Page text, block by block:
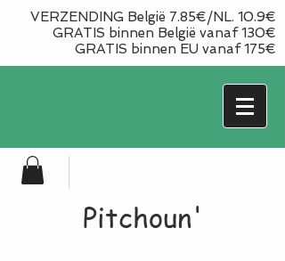
VERZENDING België 7.85€/NL. 10.9€
GRATIS binnen België vanaf 130€
GRATIS binnen EU vanaf 175€
Pitchoun'